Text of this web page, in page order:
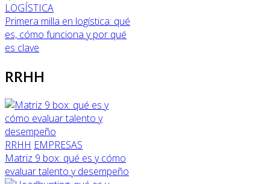
LOGÍSTICA
Primera milla en logística: qué
es, cómo funciona y por qué
es clave
RRHH
RRHH EMPRESAS
Matriz 9 box: qué es y cómo
evaluar talento y desempeño